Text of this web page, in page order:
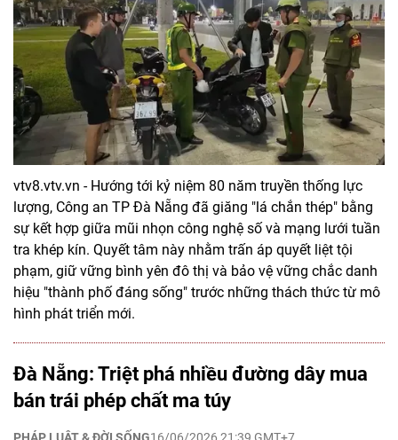
vtv8.vtv.vn - Hướng tới kỷ niệm 80 năm truyền thống lực
lượng, Công an TP Đà Nẵng đã giăng "lá chắn thép" bằng
sự kết hợp giữa mũi nhọn công nghệ số và mạng lưới tuần
tra khép kín. Quyết tâm này nhằm trấn áp quyết liệt tội
phạm, giữ vững bình yên đô thị và bảo vệ vững chắc danh
hiệu "thành phố đáng sống" trước những thách thức từ mô
hình phát triển mới.
Đà Nẵng: Triệt phá nhiều đường dây mua
bán trái phép chất ma túy
PHÁP LUẬT & ĐỜI SỐNG16/06/2026 21:39 GMT+7